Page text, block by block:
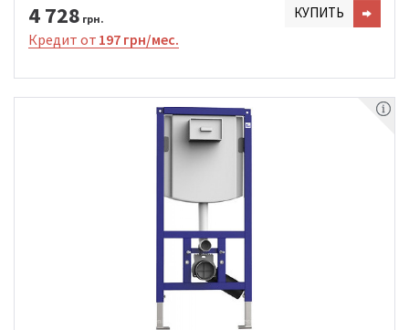
4 728 грн. КУПИТЬ
Кредит от 197 грн/мес.